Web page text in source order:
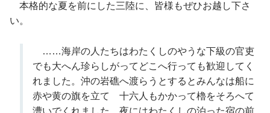
本格的な夏を前にした三陸に、皆様もぜひお越し下さ
い。
……海岸の人たちはわたくしのやうな下級の官吏
でも大へん珍らしがってどこへ行っても歓迎してく
れました。沖の岩礁へ渡らうとするとみんなは船に
赤や黄の旗を立てゝ十六人もかかって櫓をそろへて